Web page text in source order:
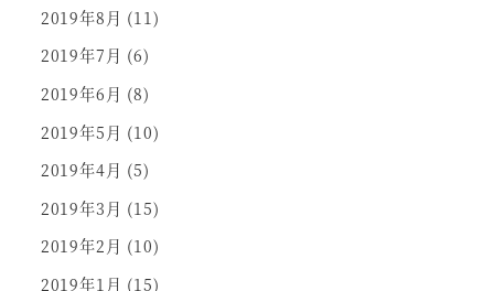
2019年8月 (11)
2019年7月 (6)
2019年6月 (8)
2019年5月 (10)
2019年4月 (5)
2019年3月 (15)
2019年2月 (10)
2019年1月 (15)